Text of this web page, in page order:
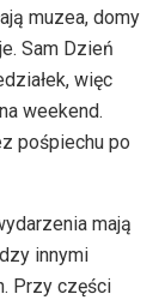
muzea, domy
Sam Dzień
więc
weekend.
pośpiechu po
mają
innymi
Przy części